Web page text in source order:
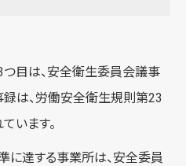
目は、安全衛生委員会議事
は、労働安全衛生規則第23
います。
に達する事業所は、安全委員